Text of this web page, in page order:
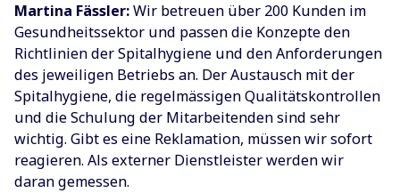
Martina Fässler:Wir betreuen über 200 Kunden im
Gesundheitssektor und passen die Konzepte den
Richtlinien der Spitalhygiene und den Anforderungen
des jeweiligen Betriebs an. Der Austausch mit der
Spitalhygiene, die regelmässigen Qualitätskontrollen
und die Schulung der Mitarbeitenden sind sehr
wichtig. Gibt es eine Reklamation, müssen wir sofort
reagieren. Als externer Dienstleister werden wir
daran gemessen.